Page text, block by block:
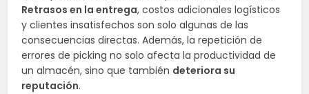
Retrasos en la entrega, costos adicionales logísticos
y clientes insatisfechos son solo algunas de las
consecuencias directas. Además, la repetición de
errores de picking no solo afecta la productividad de
un almacén, sino que también deteriora su
reputación.